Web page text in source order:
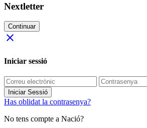
Nextletter
Continuar
close
Iniciar sessió
Iniciar Sessió
Has oblidat la contrasenya?
No tens compte a Nació?